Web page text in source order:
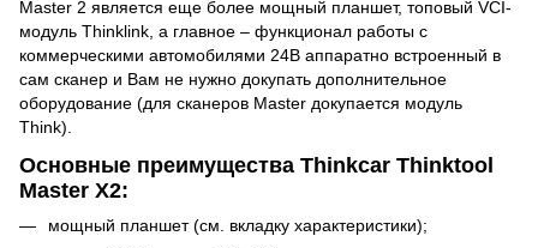
Master 2 является еще более мощный планшет, топовый VCI-
модуль Thinklink, а главное – функционал работы с
коммерческими автомобилями 24В аппаратно встроенный в
сам сканер и Вам не нужно докупать дополнительное
оборудование (для сканеров Master докупается модуль
Think).
Основные преимущества Thinkcar Thinktool
Master X2:
мощный планшет (см. вкладку характеристики);